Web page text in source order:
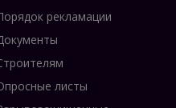
(не менее 15 лет)
расходы
условиям
рекламации
листы